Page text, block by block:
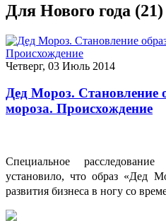
Для Нового года (21)
Четверг, 03 Июль 2014
Дед Мороз. Становление
мороза. Происхождение
Специальное
установило, что образ «Дед
развития бизнеса в ногу со